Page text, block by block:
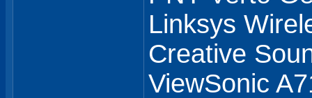
Linksys
Creative
ViewSonic